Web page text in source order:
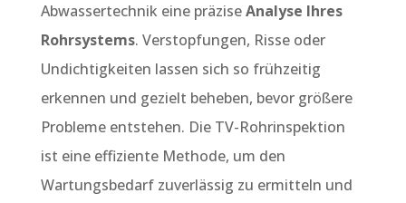
Abwassertechnik eine präziseAnalyse Ihres
Rohrsystems. Verstopfungen, Risse oder
Undichtigkeiten lassen sich so frühzeitig
erkennen und gezielt beheben, bevor größere
Probleme entstehen. Die TV-Rohrinspektion
ist eine effiziente Methode, um den
Wartungsbedarf zuverlässig zu ermitteln und